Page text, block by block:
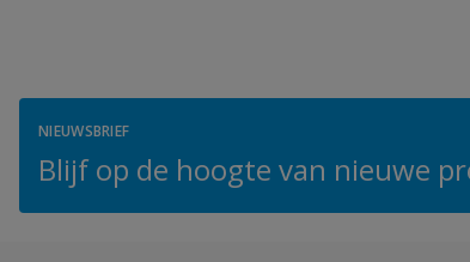
NIEUWSBRIEF
Blijf op de hoogte van nieuwe